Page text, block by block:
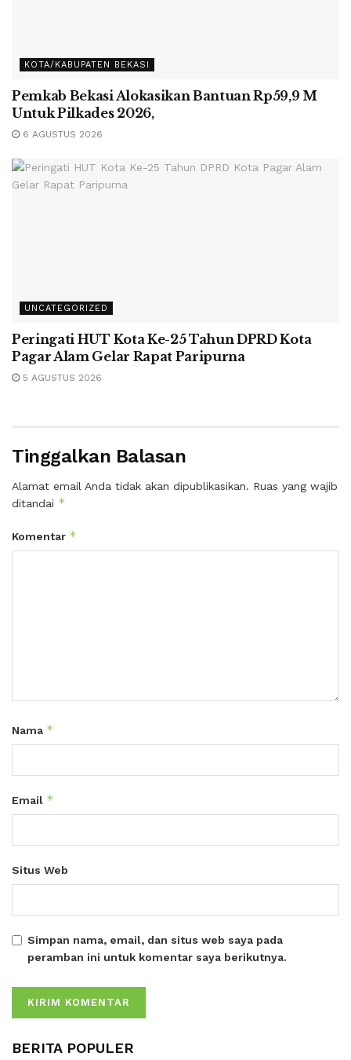
KOTA/KABUPATEN BEKASI
Pemkab Bekasi Alokasikan Bantuan Rp59,9 M
Untuk Pilkades 2026,
6 AGUSTUS 2026
UNCATEGORIZED
Peringati HUT Kota Ke-25 Tahun DPRD Kota
Pagar Alam Gelar Rapat Paripurna
5 AGUSTUS 2026
Tinggalkan Balasan
Alamat email Anda tidak akan dipublikasikan. Ruas yang wajib
ditandai *
Komentar *
Nama *
Email *
Situs Web
Simpan nama, email, dan situs web saya pada
peramban ini untuk komentar saya berikutnya.
BERITA POPULER